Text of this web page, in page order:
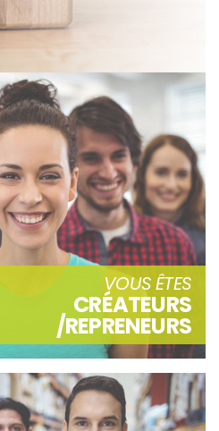
VOUS ÊTES
CRÉATEURS
/REPRENEURS